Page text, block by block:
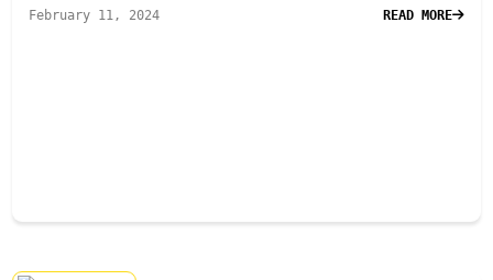
February 11, 2024 READ MORE